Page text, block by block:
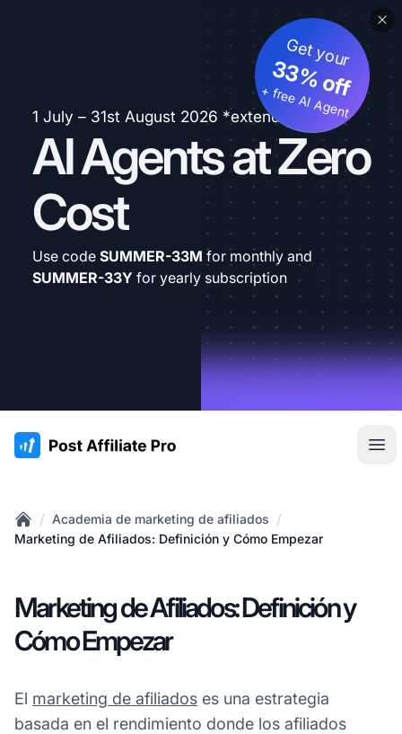
1 July – 31st August 2026 *extended
AI Agents at Zero
Cost
Get your
33% off
+ free AI Agent
Use code SUMMER-33M for monthly and
SUMMER-33Y for yearly subscription
:site.title
Home
/ Academia de marketing de afiliados /
Marketing de Afiliados: Definición y Cómo Empezar
Marketing de Afiliados: Definición y
Cómo Empezar
El marketing de afiliados es una estrategia
basada en el rendimiento donde los afiliados